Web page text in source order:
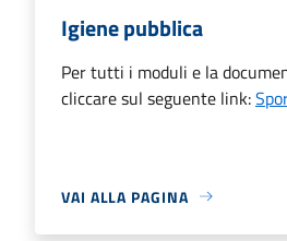
Igiene pubblica
Per tutti i moduli e la
cliccare sul seguente link:
VAI ALLA PAGINA